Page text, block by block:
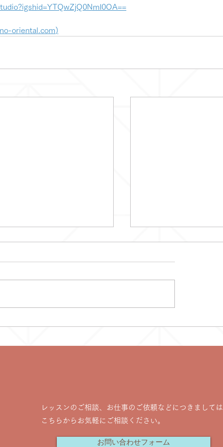
oriental.com)
レッスンのご相談、お仕事のご依頼などにつきましては
こちらからお気軽にご相談ください。
お問い合わせフォーム